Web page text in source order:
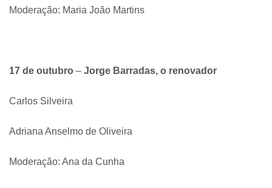
Moderação: Maria João Martins
17 de outubro – Jorge Barradas, o renovador
Carlos Silveira
Adriana Anselmo de Oliveira
Moderação: Ana da Cunha